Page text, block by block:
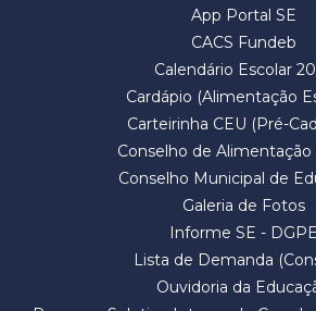
App Portal SE
CACS Fundeb
Calendário Escolar
Cardápio (Alimentação
Carteirinha CEU (Pré-
Conselho de Alimentação
Conselho Municipal de
Galeria de Fotos
Informe SE - DGPE
Lista de Demanda
Ouvidoria da